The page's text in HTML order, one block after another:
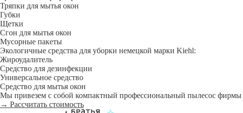
Тряпки для мытья окон
Губки
Щетки
Сгон для мытья окон
Мусорные пакеты
Экологичные средства для уборки немецкой марки Kiehl:
Жироудалитель
Средство для дезинфекции
Универсальное средство
Средство для мытья окон
Мы привезем с собой компактный профессиональный пылесос
→ Рассчитать стоимость